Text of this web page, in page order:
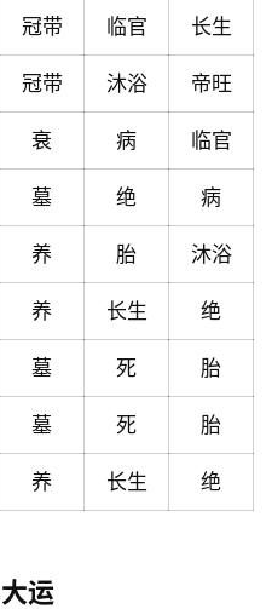
注册
冠带 临官 长生
冠带 沐浴 帝旺
衰 病 临官
墓 绝 病
养 胎 沐浴
养 长生 绝
墓 死 胎
墓 死 胎
养 长生 绝
运